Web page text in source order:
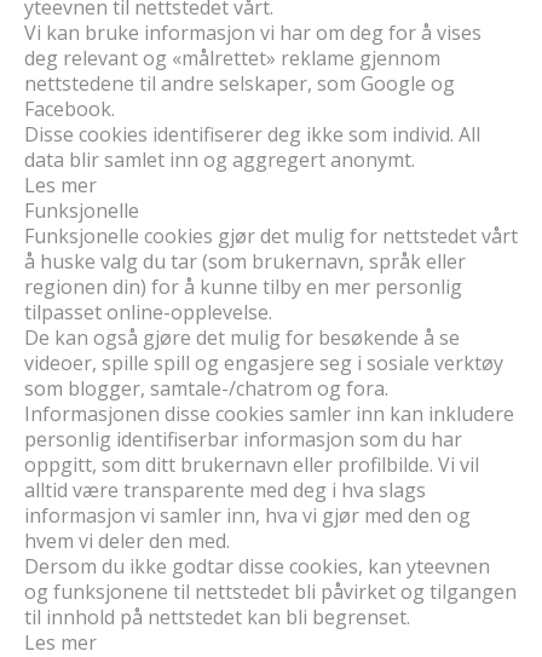
yteevnen til nettstedet vårt.
Vi kan bruke informasjon vi har om deg for å vises
deg relevant og «målrettet» reklame gjennom
nettstedene til andre selskaper, som Google og
Facebook.
Disse cookies identifiserer deg ikke som individ. All
data blir samlet inn og aggregert anonymt.
Les mer
Funksjonelle
Funksjonelle cookies gjør det mulig for nettstedet vårt
å huske valg du tar (som brukernavn, språk eller
regionen din) for å kunne tilby en mer personlig
tilpasset online-opplevelse.
De kan også gjøre det mulig for besøkende å se
videoer, spille spill og engasjere seg i sosiale verktøy
som blogger, samtale-/chatrom og fora.
Informasjonen disse cookies samler inn kan inkludere
personlig identifiserbar informasjon som du har
oppgitt, som ditt brukernavn eller profilbilde. Vi vil
alltid være transparente med deg i hva slags
informasjon vi samler inn, hva vi gjør med den og
hvem vi deler den med.
Dersom du ikke godtar disse cookies, kan yteevnen
og funksjonene til nettstedet bli påvirket og tilgangen
til innhold på nettstedet kan bli begrenset.
Les mer